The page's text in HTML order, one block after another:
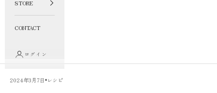
STORE
CONTACT
ログイン
2024年3月7日 レシピ